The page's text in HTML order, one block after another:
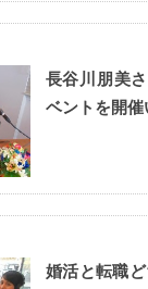
長谷川朋美
ベントを開催
婚活と転職